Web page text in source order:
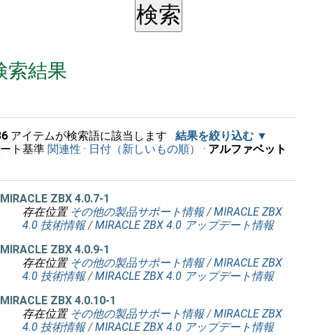
索結果
アイテムが検索語に該当します
結果を絞り込む
ト基準 関連性 · 日付（新しいもの順） · アルファベット
MIRACLE ZBX 4.0.7-1
存在位置 その他の製品サポート情報 /MIRACLE ZBX
4.0 技術情報 /MIRACLE ZBX 4.0 アップデート情報
MIRACLE ZBX 4.0.9-1
存在位置 その他の製品サポート情報 /MIRACLE ZBX
4.0 技術情報 /MIRACLE ZBX 4.0 アップデート情報
MIRACLE ZBX 4.0.10-1
存在位置 その他の製品サポート情報 /MIRACLE ZBX
4.0 技術情報 /MIRACLE ZBX 4.0 アップデート情報